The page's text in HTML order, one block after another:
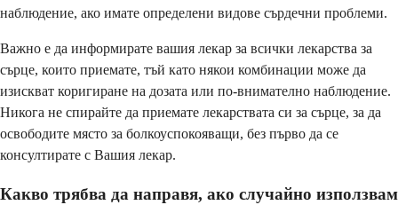
наблюдение, ако имате определени видове сърдечни проблеми.
Важно е да информирате вашия лекар за всички лекарства за
сърце, които приемате, тъй като някои комбинации може да
изискват коригиране на дозата или по-внимателно наблюдение.
Никога не спирайте да приемате лекарствата си за сърце, за да
освободите място за болкоуспокояващи, без първо да се
консултирате с Вашия лекар.
Какво трябва да направя, ако случайно използвам